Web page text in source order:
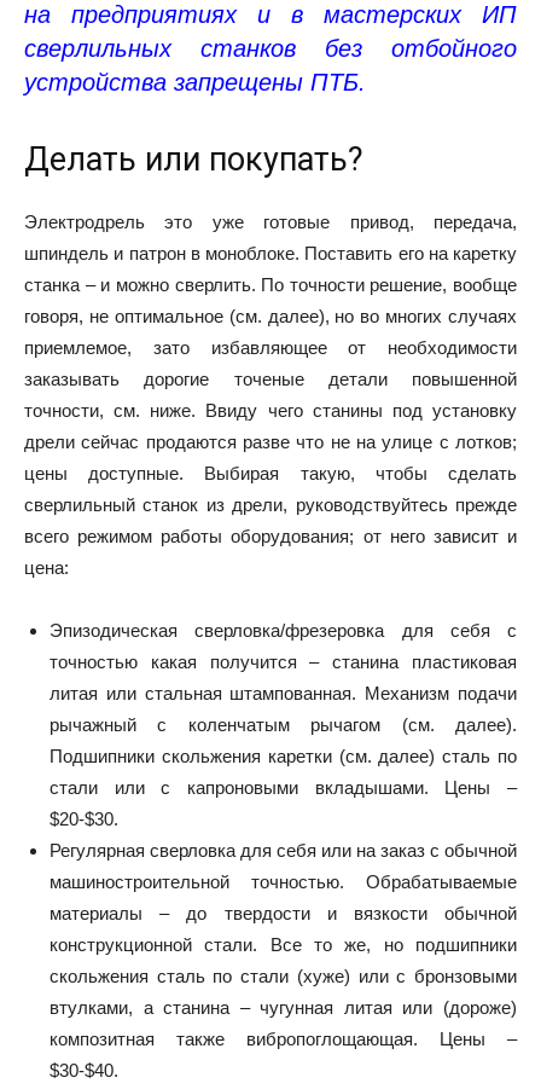
на предприятиях и в мастерских ИП
сверлильных станков без отбойного
устройства запрещены ПТБ.
Делать или покупать?
Электродрель это уже готовые привод, передача,
шпиндель и патрон в моноблоке. Поставить его на каретку
станка – и можно сверлить. По точности решение, вообще
говоря, не оптимальное (см. далее), но во многих случаях
приемлемое, зато избавляющее от необходимости
заказывать дорогие точеные детали повышенной
точности, см. ниже. Ввиду чего станины под установку
дрели сейчас продаются разве что не на улице с лотков;
цены доступные. Выбирая такую, чтобы сделать
сверлильный станок из дрели, руководствуйтесь прежде
всего режимом работы оборудования; от него зависит и
цена:
Эпизодическая сверловка/фрезеровка для себя с
точностью какая получится – станина пластиковая
литая или стальная штампованная. Механизм подачи
рычажный с коленчатым рычагом (см. далее).
Подшипники скольжения каретки (см. далее) сталь по
стали или с капроновыми вкладышами. Цены –
$20-$30.
Регулярная сверловка для себя или на заказ с обычной
машиностроительной точностью. Обрабатываемые
материалы – до твердости и вязкости обычной
конструкционной стали. Все то же, но подшипники
скольжения сталь по стали (хуже) или с бронзовыми
втулками, а станина – чугунная литая или (дороже)
композитная также вибропоглощающая. Цены –
$30-$40.